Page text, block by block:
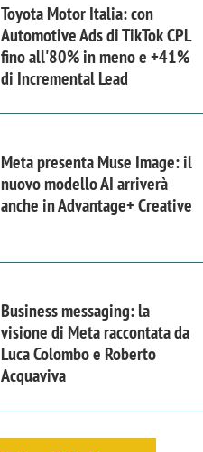
Toyota Motor Italia: con
Automotive Ads di TikTok CPL
fino all'80% in meno e +41%
di Incremental Lead
Meta presenta Muse Image: il
nuovo modello AI arriverà
anche in Advantage+ Creative
Business messaging: la
visione di Meta raccontata da
Luca Colombo e Roberto
Acquaviva